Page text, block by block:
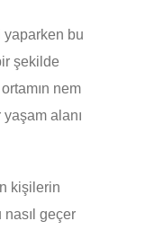
bu
şekilde
nem
yaşam alanı
kişilerin
geçer